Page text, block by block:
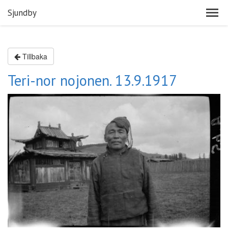
Sjundby
Tillbaka
Teri-nor nojonen. 13.9.1917